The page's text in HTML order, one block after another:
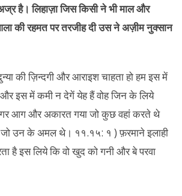
है। लिहाज़ा जिस किसी ने भी माल और
की रहमत पर तरजीह दी उस ने अज़ीम नुक्सान
की ज़िन्दगी और आराइश चाहता हो हम इस में
इस में कमी न देगें येह हैं वोह जिन के लिये
आग और अकारत गया जो कुछ वहां करते थे
जो उन के अमल थे। ११.१५: १ ) फ़रमाने इलाही
है इस लिये कि वो खुद को गनी और बे परवा